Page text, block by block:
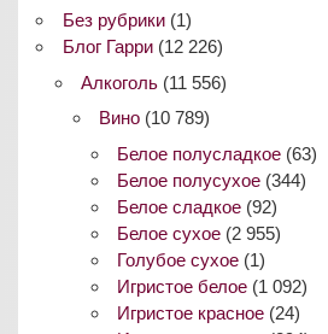
Без рубрики(1)
Блог Гарри(12 226)
Алкоголь(11 556)
Вино(10 789)
Белое полусладкое (63)
Белое полусухое (344)
Белое сладкое (92)
Белое сухое (2 955)
Голубое сухое (1)
Игристое белое (1 092)
Игристое красное (24)